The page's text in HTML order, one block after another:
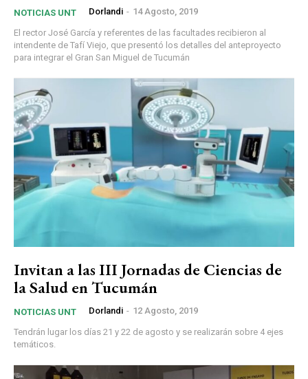
NOTICIAS UNT Dorlandi - 14 Agosto, 2019
El rector José García y referentes de las facultades recibieron al
intendente de Tafí Viejo, que presentó los detalles del anteproyecto
para integrar el Gran San Miguel de Tucumán
Invitan a las III Jornadas de Ciencias de
la Salud en Tucumán
NOTICIAS UNT Dorlandi - 12 Agosto, 2019
Tendrán lugar los días 21 y 22 de agosto y se realizarán sobre 4 ejes
temáticos.